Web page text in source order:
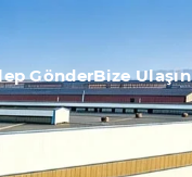
GönderBize Ulaşın